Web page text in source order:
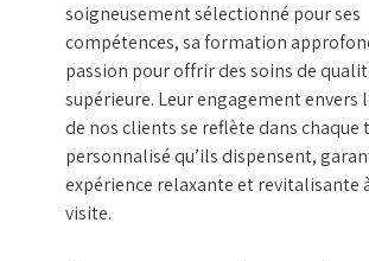
soigneusement sélectionné pour ses
compétences, sa formation
passion pour offrir des soins de
supérieure. Leur engagement envers
de nos clients se reflète dans
personnalisé qu’ils dispensent,
expérience relaxante et revitalisante
visite.